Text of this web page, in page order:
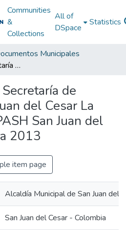
Communities
&
Collections
All of
DSpace
Statistics
Municipales
Plan de Acción Secretaría de Hacienda San Juan del Cesar La Guajira 2013: PASH San Juan del Cesar La Guajira 2013
de
del Cesar La
San Juan del
2013
item page
Alcaldía Municipal de San Juan del
San Juan del Cesar - Colombia